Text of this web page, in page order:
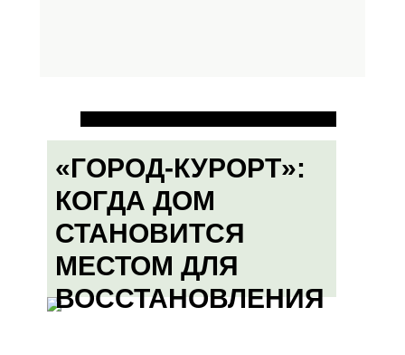
«ГОРОД-КУРОРТ»:
КОГДА ДОМ
СТАНОВИТСЯ
МЕСТОМ ДЛЯ
ВОССТАНОВЛЕНИЯ